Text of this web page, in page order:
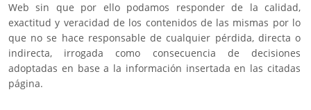
Web sin que por ello podamos responder de la calidad,
exactitud y veracidad de los contenidos de las mismas por lo
que no se hace responsable de cualquier pérdida, directa o
indirecta, irrogada como consecuencia de decisiones
adoptadas en base a la información insertada en las citadas
página.